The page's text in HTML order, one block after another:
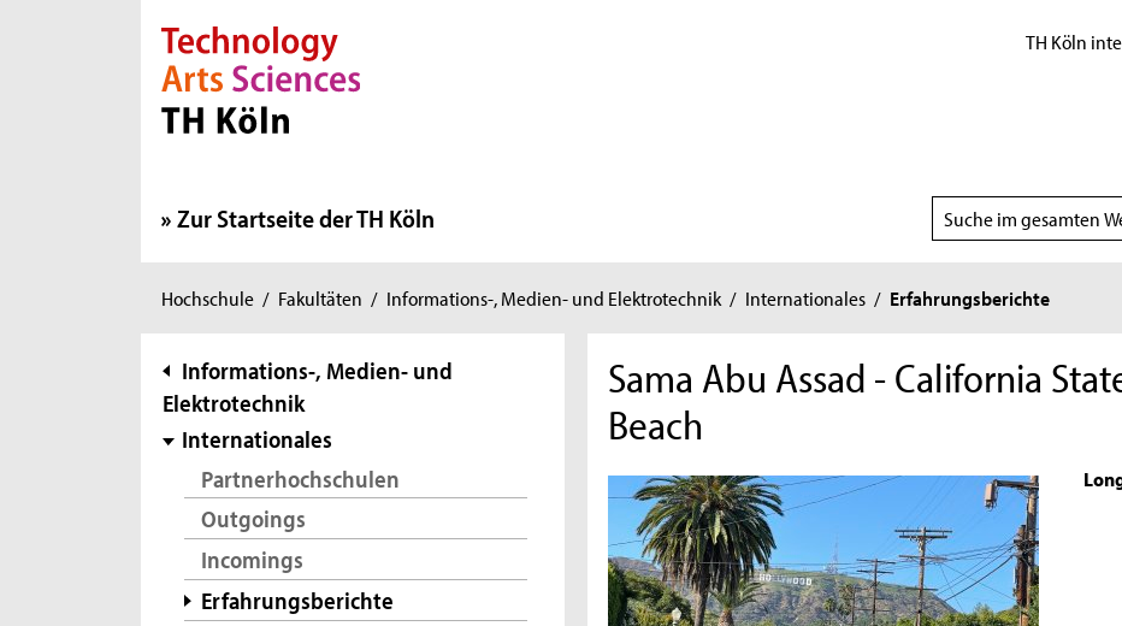
Direkt zur Hauptnavigation
Direkt zur Subnavigation
Direkt zum Inhalt
Direkt zum Fußbereich TH Köln
Zur Startseite der TH Köln
Suchbereich
wählen
Sie
hier:
Hochschule / Fakultäten / Informations-, Medien- und Elektrotechnik / Internationales / Erfahrungsberichte
Subnavigation
Informations-, Medien- und
Elektrotechnik
Internationales
Partnerhochschulen
Outgoings
Incomings
Erfahrungsberichte
Sama Abu Assad - California
Beach